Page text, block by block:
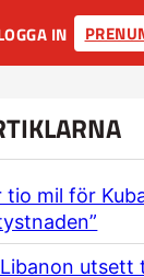
IN
tio mil för
utsett